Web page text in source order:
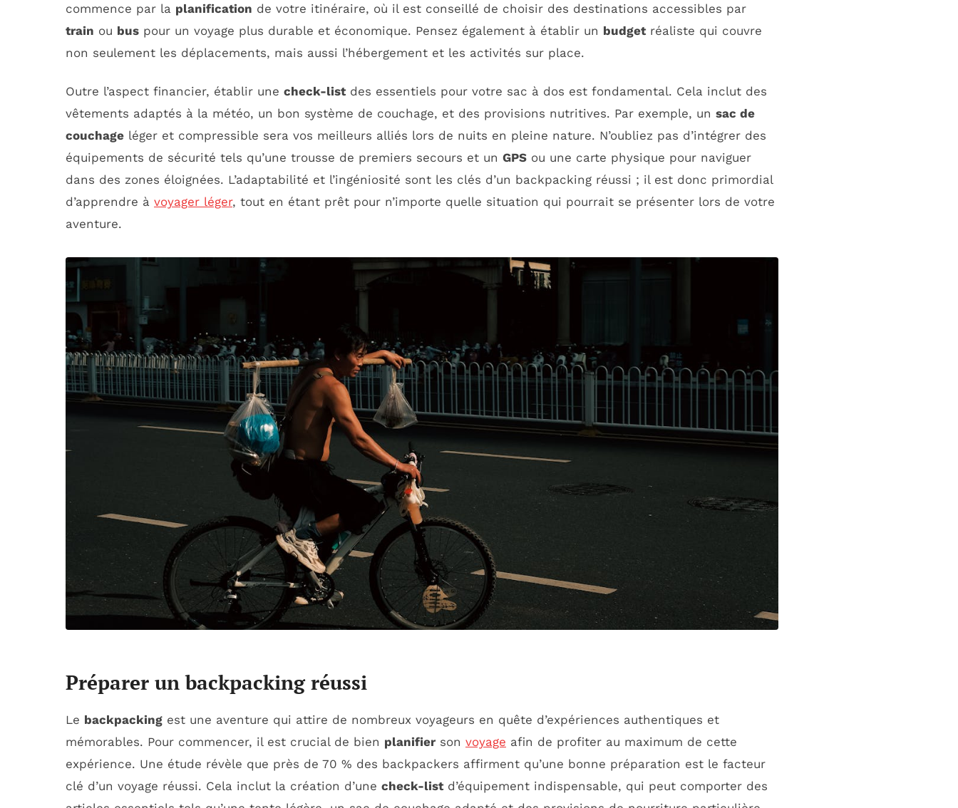
commence par la planification de votre itinéraire, où il est conseillé de choisir des destinations accessibles par
train ou bus pour un voyage plus durable et économique. Pensez également à établir un budgetréaliste qui couvre
non seulement les déplacements, mais aussi l’hébergement et les activités sur place.
Outre l’aspect financier, établir une check-listdes essentiels pour votre sac à dos est fondamental. Cela inclut des
vêtements adaptés à la météo, un bon système de couchage, et des provisions nutritives. Par exemple, un sac de
couchage léger et compressible sera vos meilleurs alliés lors de nuits en pleine nature. N’oubliez pas d’intégrer des
équipements de sécurité tels qu’une trousse de premiers secours et un GPS ou une carte physique pour naviguer
dans des zones éloignées. L’adaptabilité et l’ingéniosité sont les clés d’un backpacking réussi ; il est donc primordial
d’apprendre à voyager léger, tout en étant prêt pour n’importe quelle situation qui pourrait se présenter lors de votre
aventure.
Préparer un backpacking réussi
Le backpacking est une aventure qui attire de nombreux voyageurs en quête d’expériences authentiques et
mémorables. Pour commencer, il est crucial de bien planifier son voyage afin de profiter au maximum de cette
expérience. Une étude révèle que près de 70 % des backpackers affirment qu’une bonne préparation est le facteur
clé d’un voyage réussi. Cela inclut la création d’une check-listd’équipement indispensable, qui peut comporter des